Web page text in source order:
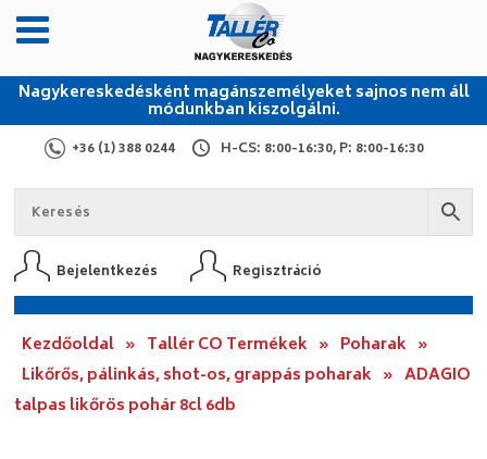
Nagykereskedésként magánszemélyeket sajnos nem áll
módunkban kiszolgálni.
+36 (1) 388 0244 H-CS: 8:00-16:30, P: 8:00-16:30
Bejelentkezés Regisztráció
Kezdőoldal » Tallér CO Termékek » Poharak »
Likőrős, pálinkás, shot-os, grappás poharak » ADAGIO
talpas likőrös pohár 8cl 6db